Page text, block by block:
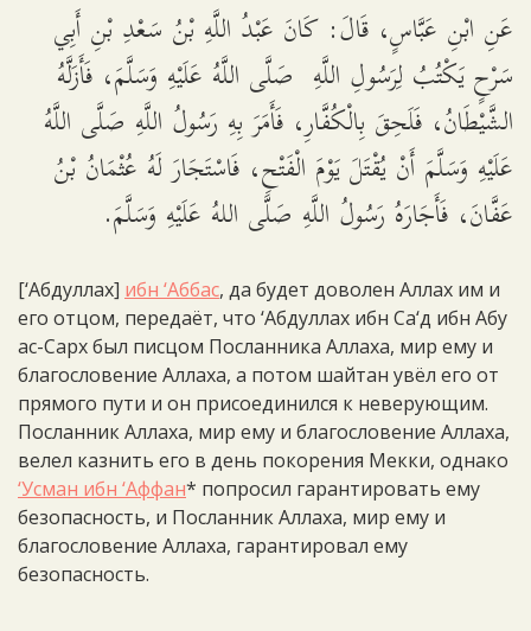
عَنِ ابْنِ عَبَّاسٍ، قَالَ: كَانَ عَبْدُ اللَّهِ بْنُ سَعْدِ بْنِ أَبِي
سَرْحٍ يَكْتُبُ لِرَسُولِ اللَّهِ صَلَّى اللَّهُ عَلَيْهِ وَسَلَّمَ، فَأَزَلَّهُ
الشَّيْطَانُ، فَلَحِقَ بِالْكُفَّارِ، فَأَمَرَ بِهِ رَسُولُ اللَّهِ صَلَّى اللَّهُ
عَلَيْهِ وَسَلَّمَ أَنْ يُقْتَلَ يَوْمَ الْفَتْحِ، فَاسْتَجَارَ لَهُ عُثْمَانُ بْنُ
عَفَّانَ، فَأَجَارَهُ رَسُولُ اللَّهِ صَلَّى اللهُ عَلَيْهِ وَسَلَّمَ.
[‘Абдуллах] ибн ‘Аббас, да будет доволен Аллах им и
его отцом, передаёт, что ‘Абдуллах ибн Са‘д ибн Абу
ас-Сарх был писцом Посланника Аллаха, мир ему и
благословение Аллаха, а потом шайтан увёл его от
прямого пути и он присоединился к неверующим.
Посланник Аллаха, мир ему и благословение Аллаха,
велел казнить его в день покорения Мекки, однако
‘Усман ибн ‘Аффан* попросил гарантировать ему
безопасность, и Посланник Аллаха, мир ему и
благословение Аллаха, гарантировал ему
безопасность.